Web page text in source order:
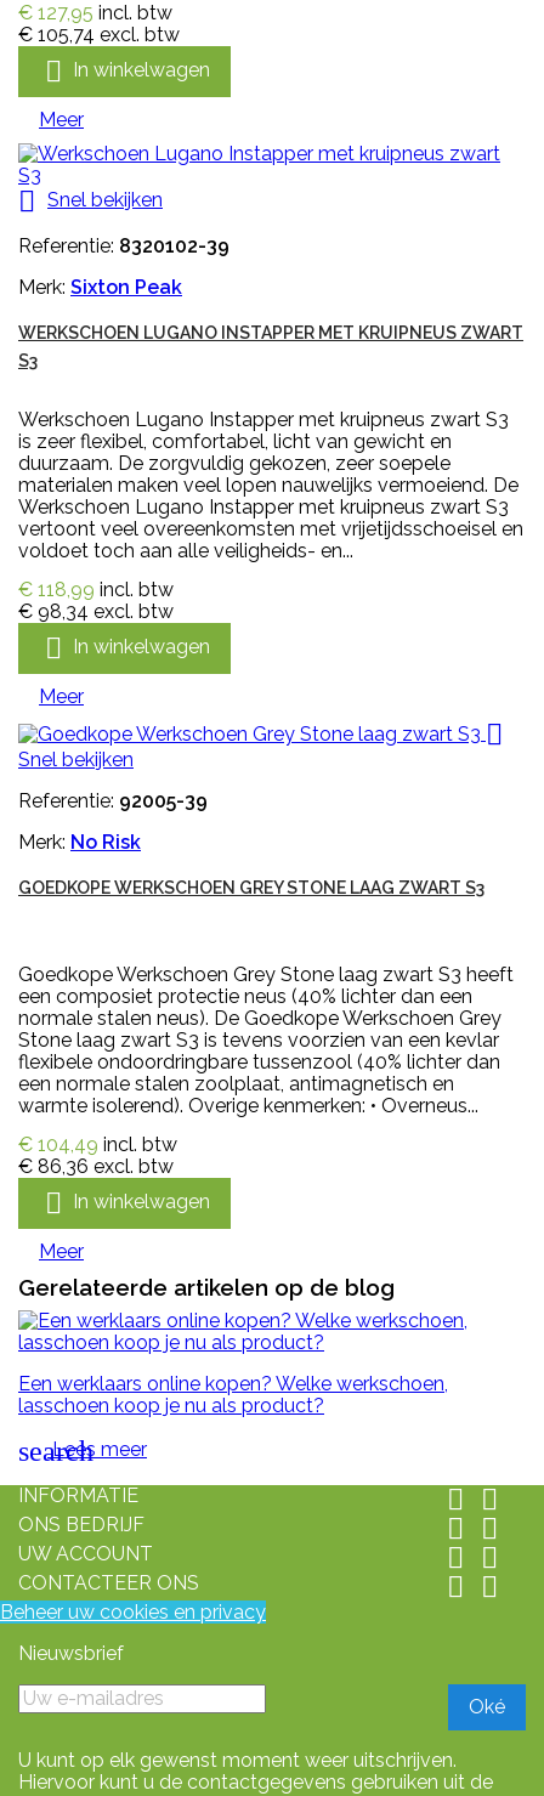
€ 127,95 incl. btw
€ 105,74 excl. btw
 In winkelwagen
Meer

Snel bekijken
Referentie: 8320102-39
Merk: Sixton Peak
WERKSCHOEN LUGANO INSTAPPER MET KRUIPNEUS ZWART
S3
Werkschoen Lugano Instapper met kruipneus zwart S3
is zeer flexibel, comfortabel, licht van gewicht en
duurzaam. De zorgvuldig gekozen, zeer soepele
materialen maken veel lopen nauwelijks vermoeiend. De
Werkschoen Lugano Instapper met kruipneus zwart S3
vertoont veel overeenkomsten met vrijetijdsschoeisel en
voldoet toch aan alle veiligheids- en...
€ 118,99 incl. btw
€ 98,34 excl. btw
 In winkelwagen
Meer

Snel bekijken
Referentie: 92005-39
Merk: No Risk
GOEDKOPE WERKSCHOEN GREY STONE LAAG ZWART S3
Goedkope Werkschoen Grey Stone laag zwart S3 heeft
een composiet protectie neus (40% lichter dan een
normale stalen neus). De Goedkope Werkschoen Grey
Stone laag zwart S3 is tevens voorzien van een kevlar
flexibele ondoordringbare tussenzool (40% lichter dan
een normale stalen zoolplaat, antimagnetisch en
warmte isolerend). Overige kenmerken: • Overneus...
€ 104,49 incl. btw
€ 86,36 excl. btw
 In winkelwagen
Meer
Gerelateerde artikelen op de blog
Een werklaars online kopen? Welke werkschoen,
lasschoen koop je nu als product?
search
Lees meer
INFORMATIE
 
ONS BEDRIJF  
UW ACCOUNT  
CONTACTEER ONS  
Beheer uw cookies en privacy
Nieuwsbrief
U kunt op elk gewenst moment weer uitschrijven.
Hiervoor kunt u de contactgegevens gebruiken uit de